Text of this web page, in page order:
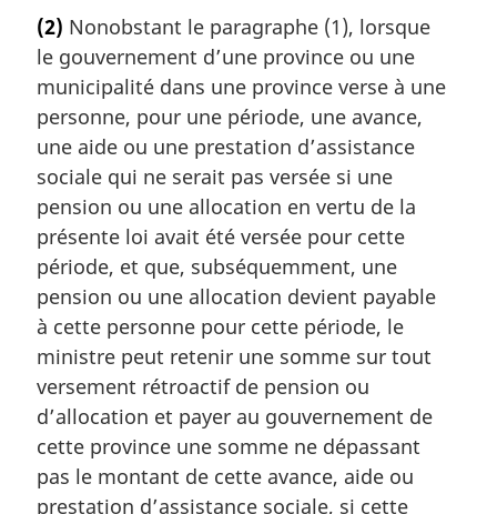
i
n
a
e
:
t
e
m
a
r
g
i
n
a
l
e
:
(2) Nonobstant le paragraphe (1), lorsque
le gouvernement d’une province ou une
municipalité dans une province verse à une
personne, pour une période, une avance,
une aide ou une prestation d’assistance
sociale qui ne serait pas versée si une
pension ou une allocation en vertu de la
présente loi avait été versée pour cette
période, et que, subséquemment, une
pension ou une allocation devient payable
à cette personne pour cette période, le
ministre peut retenir une somme sur tout
versement rétroactif de pension ou
d’allocation et payer au gouvernement de
cette province une somme ne dépassant
pas le montant de cette avance, aide ou
prestation d’assistance sociale, si cette